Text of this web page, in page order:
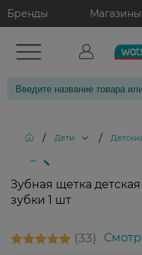
Бренды Магазины
/ Дети /
Зубная щетка
зубки 1 шт
33